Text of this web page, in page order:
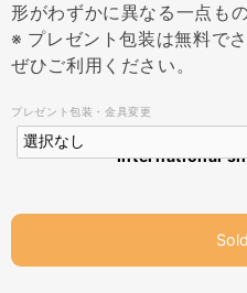
形がわずかに異なる一点も
※ プレゼント包装は無料で
ぜひご利用ください。
プレゼント包装・金具変更
International